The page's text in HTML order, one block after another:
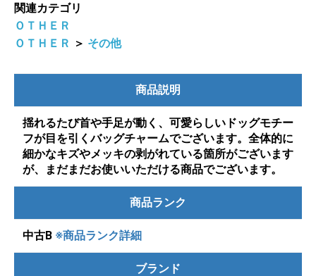
関連カテゴリ
ＯＴＨＥＲ
ＯＴＨＥＲ ＞ その他
商品説明
揺れるたび首や手足が動く、可愛らしいドッグモチー
フが目を引くバッグチャームでございます。全体的に
細かなキズやメッキの剥がれている箇所がございます
が、まだまだお使いいただける商品でございます。
商品ランク
中古B ※商品ランク詳細
ブランド